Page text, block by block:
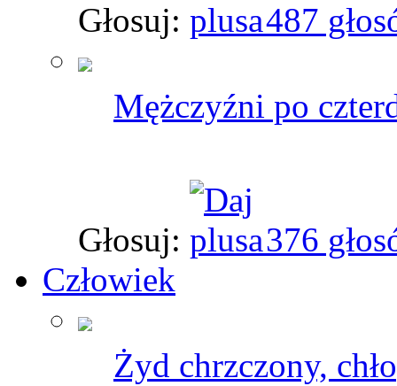
Głosuj: 487
Mężczyźni po
Głosuj:
376
Człowiek
Żyd chrzczony,